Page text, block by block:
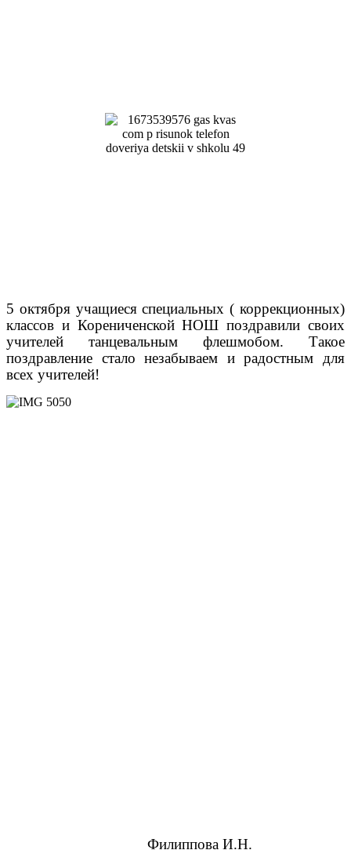
5 октября учащиеся специальных ( коррекционных)
классов и Корениченской НОШ поздравили своих
учителей танцевальным флешмобом. Такое
поздравление стало незабываем и радостным для
всех учителей!
Филиппова И.Н.